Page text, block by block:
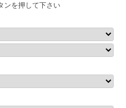
ンを押して下さい